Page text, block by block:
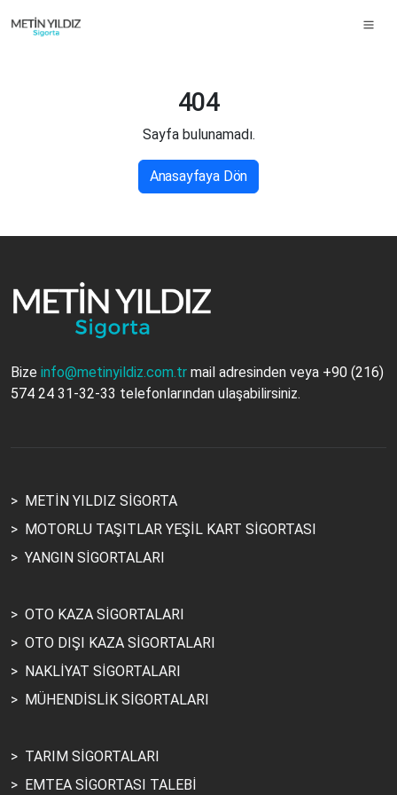
404
Sayfa bulunamadı.
Anasayfaya Dön
Bize info@metinyildiz.com.tr mail adresinden veya +90 (216)
574 24 31-32-33 telefonlarından ulaşabilirsiniz.
> METİN YILDIZ SİGORTA
> MOTORLU TAŞITLAR YEŞİL KART SİGORTASI
> YANGIN SİGORTALARI
> OTO KAZA SİGORTALARI
> OTO DIŞI KAZA SİGORTALARI
> NAKLİYAT SİGORTALARI
> MÜHENDİSLİK SİGORTALARI
> TARIM SİGORTALARI
> EMTEA SİGORTASI TALEBİ